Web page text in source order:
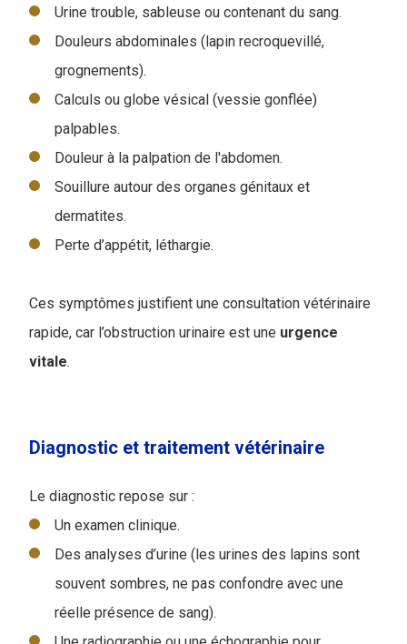
Urine trouble, sableuse ou contenant du sang.
Douleurs abdominales (lapin recroquevillé,
grognements).
Calculs ou globe vésical (vessie gonflée)
palpables.
Douleur à la palpation de l'abdomen.
Souillure autour des organes génitaux et
dermatites.
Perte d’appétit, léthargie.
Ces symptômes justifient une consultation vétérinaire
rapide, car l’obstruction urinaire est une urgence
vitale.
Diagnostic et traitement vétérinaire
Le diagnostic repose sur :
Un examen clinique.
Des analyses d’urine (les urines des lapins sont
souvent sombres, ne pas confondre avec une
réelle présence de sang).